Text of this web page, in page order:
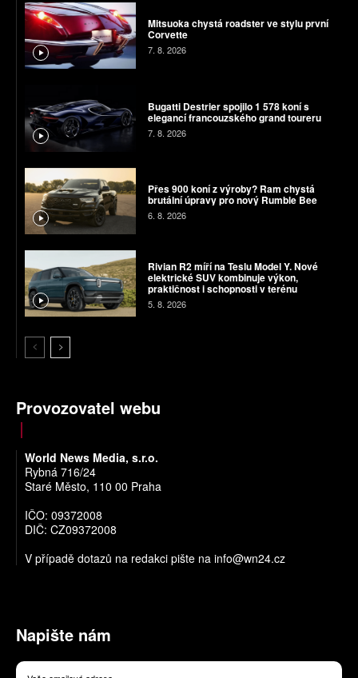
Mitsuoka chystá roadster ve stylu první
Corvette
7. 8. 2026
Bugatti Destrier spojilo 1 578 koní s
elegancí francouzského grand toureru
7. 8. 2026
Přes 900 koní z výroby? Ram chystá
brutální úpravy pro nový Rumble Bee
6. 8. 2026
Rivian R2 míří na Teslu Model Y. Nové
elektrické SUV kombinuje výkon,
praktičnost i schopnosti v terénu
5. 8. 2026
Provozovatel webu
World News Media, s.r.o.
Rybná 716/24
Staré Město, 110 00 Praha
IČO: 09372008
DIČ: CZ09372008
V případě dotazů na redakci pište na info@wn24.cz
Napište nám